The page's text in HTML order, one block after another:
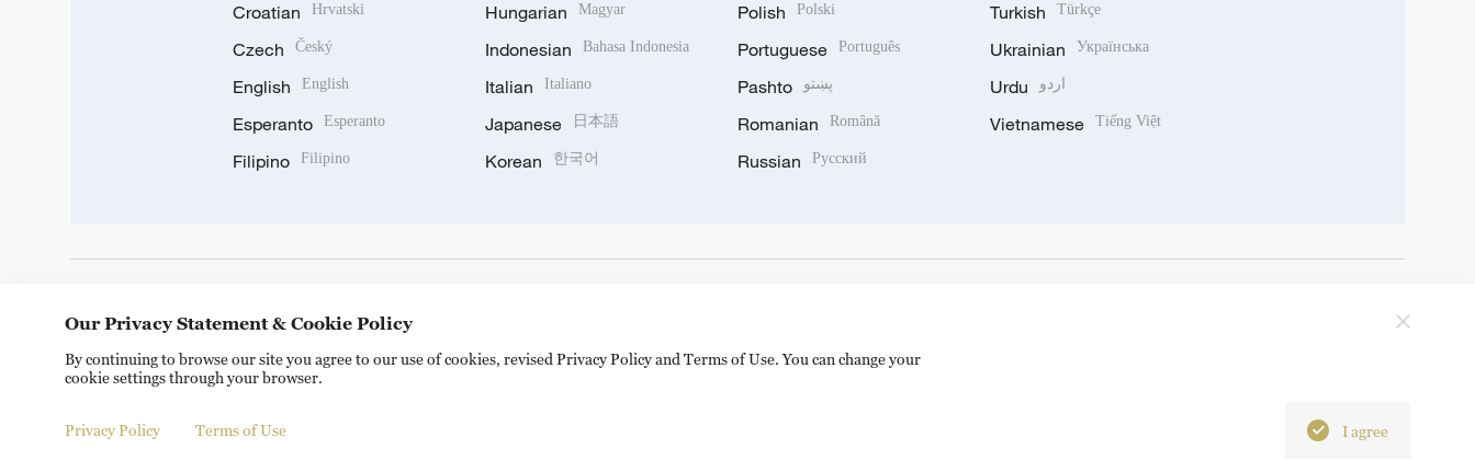
Croatian Hrvatski
Czech Český
English English
Esperanto Esperanto
Filipino Filipino
Hungarian Magyar
Indonesian Bahasa Indonesia
Italian Italiano
Japanese 日本語
Korean 한국어
Polish Polski
Portuguese Português
Pashto پښتو
Romanian Română
Russian Русский
Turkish Türkçe
Ukrainian Українська
Urdu اردو
Vietnamese Tiếng Việt
Copyright © 2024 CGTN. 京ICP备20000184号
Our Privacy Statement & Cookie Policy
By continuing to browse our site you agree to our use of cookies, revised Privacy Policy and Terms of Use. You can change your
cookie settings through your browser.
Privacy Policy Terms of Use I agree